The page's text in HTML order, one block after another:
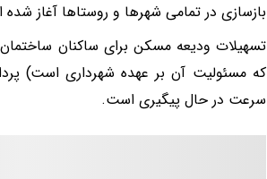
بازسازی در تمامی شهرها و روستاها آغاز
تسهیلات ودیعه مسکن برای ساکنان
که مسئولیت آن بر عهده شهرداری است)
سرعت در حال پیگیری است.